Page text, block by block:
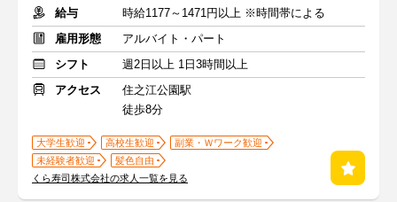
給与
時給1177～1471円以上 ※時間帯による
雇用形態
アルバイト・パート
シフト
週2日以上 1日3時間以上
アクセス
住之江公園駅
徒歩8分
大学生歓迎 高校生歓迎
副業・Ｗワーク歓迎
未経験者歓迎
髪色自由
くら寿司株式会社の求人一覧を見る